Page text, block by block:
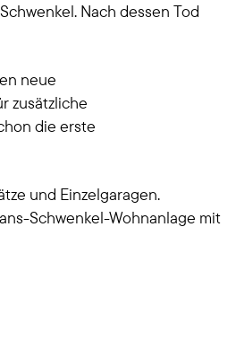
Nach dessen Tod
neue
zusätzliche
die erste
und Einzelgaragen.
Schwenkel-Wohnanlage mit